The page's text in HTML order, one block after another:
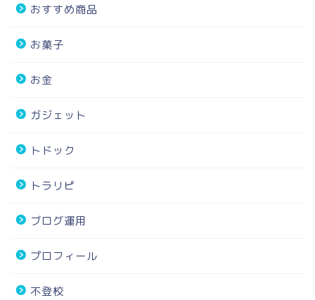
おすすめ商品
お菓子
お金
ガジェット
トドック
トラリピ
ブログ運用
プロフィール
不登校